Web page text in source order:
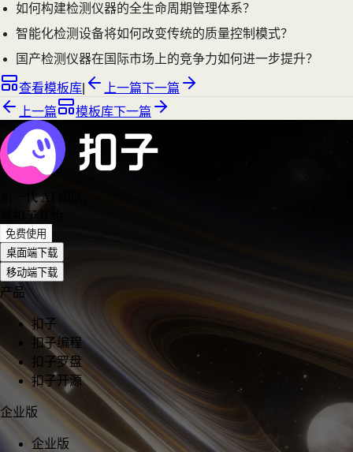
如何构建检测仪器的全生命周期管理体系？
智能化检测设备将如何改变传统的质量控制模式？
国产检测仪器在国际市场上的竞争力如何进一步提升？
查看模板库 上一篇下一篇
上一篇
模板库下一篇
新一代 AI 团队
从扣子开始
免费使用
桌面端下载
移动端下载
产品
扣子
扣子编程
扣子罗盘
扣子开源
企业版
企业版